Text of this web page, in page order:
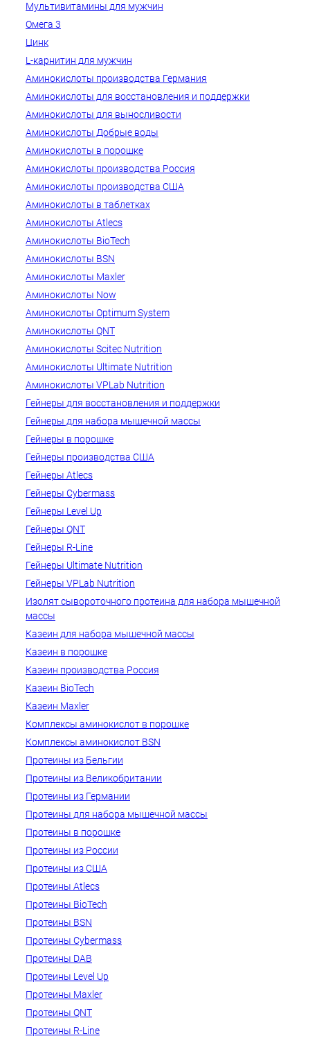
Мультивитамины для мужчин
Омега 3
Цинк
L-карнитин для мужчин
Аминокислоты производства Германия
Аминокислоты для восстановления и поддержки
Аминокислоты для выносливости
Аминокислоты Добрые воды
Аминокислоты в порошке
Аминокислоты производства Россия
Аминокислоты производства США
Аминокислоты в таблетках
Аминокислоты Atlecs
Аминокислоты BioTech
Аминокислоты BSN
Аминокислоты Maxler
Аминокислоты Now
Аминокислоты Optimum System
Аминокислоты QNT
Аминокислоты Scitec Nutrition
Аминокислоты Ultimate Nutrition
Аминокислоты VPLab Nutrition
Гейнеры для восстановления и поддержки
Гейнеры для набора мышечной массы
Гейнеры в порошке
Гейнеры производства США
Гейнеры Atlecs
Гейнеры Cybermass
Гейнеры Level Up
Гейнеры QNT
Гейнеры R-Line
Гейнеры Ultimate Nutrition
Гейнеры VPLab Nutrition
Изолят сывороточного протеина для набора мышечной
массы
Казеин для набора мышечной массы
Казеин в порошке
Казеин производства Россия
Казеин BioTech
Казеин Maxler
Комплексы аминокислот в порошке
Комплексы аминокислот BSN
Протеины из Бельгии
Протеины из Великобритании
Протеины из Германии
Протеины для набора мышечной массы
Протеины в порошке
Протеины из России
Протеины из США
Протеины Atlecs
Протеины BioTech
Протеины BSN
Протеины Cybermass
Протеины DAB
Протеины Level Up
Протеины Maxler
Протеины QNT
Протеины R-Line